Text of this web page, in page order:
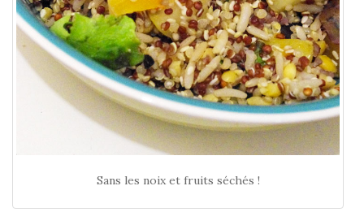
Sans les noix et fruits séchés !